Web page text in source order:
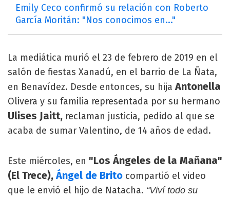
Emily Ceco confirmó su relación con Roberto
García Moritán: "Nos conocimos en..."
La mediática murió el 23 de febrero de 2019 en el
salón de fiestas Xanadú, en el barrio de La Ñata,
en Benavídez. Desde entonces, su hija Antonella
Olivera y su familia representada por su hermano
Ulises Jaitt, reclaman justicia, pedido al que se
acaba de sumar Valentino, de 14 años de edad.
Este miércoles, en "Los Ángeles de la Mañana"
(El Trece),Ángel de Brito compartió el video
que le envió el hijo de Natacha. “Viví todo su